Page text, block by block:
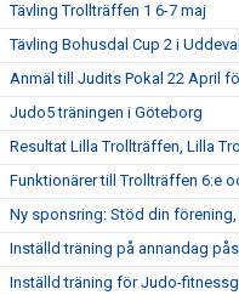
Tävling Trollträffen 1 6-7 maj
Tävling Bohusdal Cup 2 i
Anmäl till Judits Pokal 22 April
Judo5 träningen i Göteborg
Resultat Lilla Trollträffen, Lilla
Funktionärer till Trollträffen 6:e
Ny sponsring: Stöd din
Inställd träning på annandag
Inställd träning för Judo-